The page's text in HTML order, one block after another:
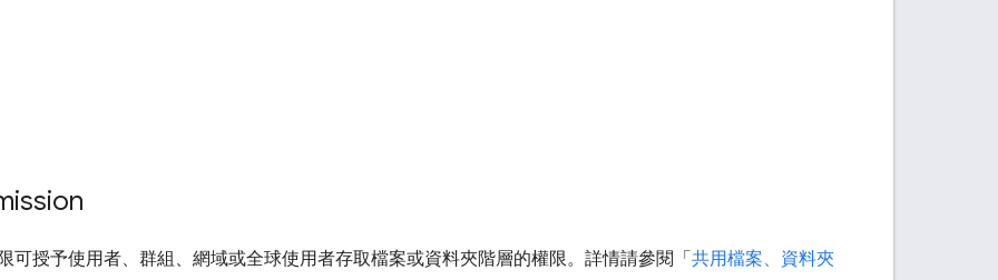
可授予使用者、群組、網域或全球使用者存取檔案或資料夾階層的權限。詳情請參閱「共用檔案、資料夾